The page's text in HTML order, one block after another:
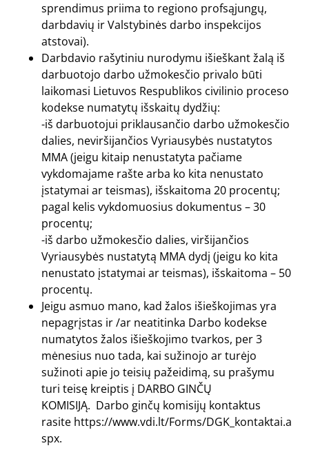
sprendimus priima to regiono profsąjungų,
darbdavių ir Valstybinės darbo inspekcijos
atstovai).
Darbdavio rašytiniu nurodymu išieškant žalą iš
darbuotojo darbo užmokesčio privalo būti
laikomasi Lietuvos Respublikos civilinio proceso
kodekse numatytų išskaitų dydžių:
-iš darbuotojui priklausančio darbo užmokesčio
dalies, neviršijančios Vyriausybės nustatytos
MMA (jeigu kitaip nenustatyta pačiame
vykdomajame rašte arba ko kita nenustato
įstatymai ar teismas), išskaitoma 20 procentų;
pagal kelis vykdomuosius dokumentus – 30
procentų;
-iš darbo užmokesčio dalies, viršijančios
Vyriausybės nustatytą MMA dydį (jeigu ko kita
nenustato įstatymai ar teismas), išskaitoma – 50
procentų.
Jeigu asmuo mano, kad žalos išieškojimas yra
nepagrįstas ir /ar neatitinka Darbo kodekse
numatytos žalos išieškojimo tvarkos, per 3
mėnesius nuo tada, kai sužinojo ar turėjo
sužinoti apie jo teisių pažeidimą, su prašymu
turi teisę kreiptis į DARBO GINČŲ
KOMISIJĄ. Darbo ginčų komisijų kontaktus
rasite https://www.vdi.lt/Forms/DGK_kontaktai.a
spx.